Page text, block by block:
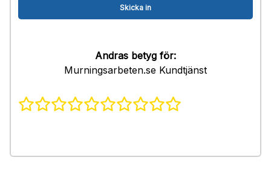
Andras betyg för:
Murningsarbeten.se Kundtjänst